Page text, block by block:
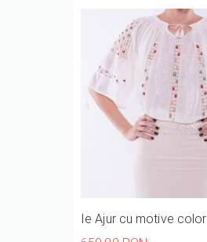
Ie Ajur cu motive color